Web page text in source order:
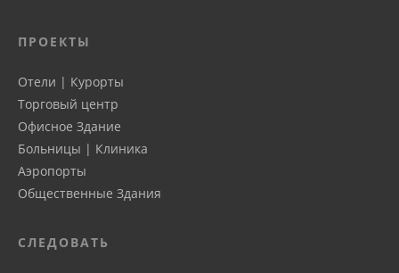
ПРОЕКТЫ
Отели | Курорты
Торговый центр
Офисное Здание
Больницы | Клиника
Аэропорты
Общественные Здания
СЛЕДОВАТЬ